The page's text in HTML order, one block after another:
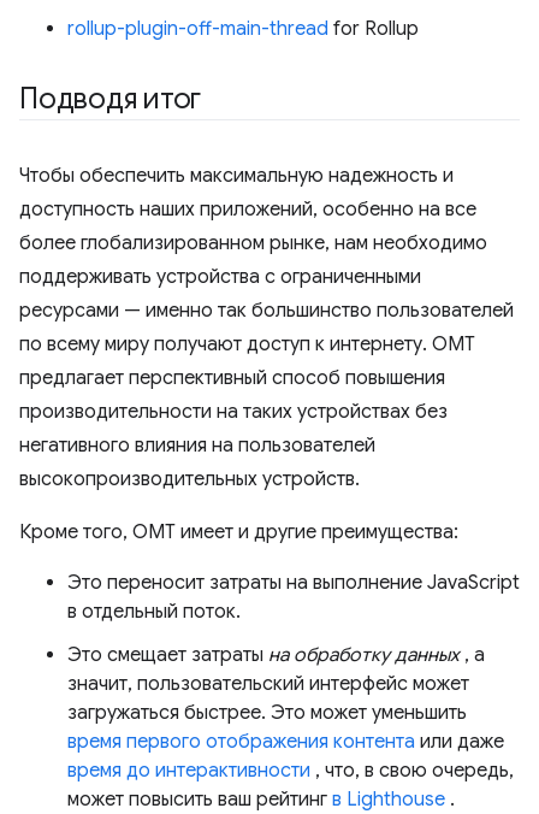
rollup-plugin-off-main-thread for Rollup
Подводя итог
Чтобы обеспечить максимальную надежность и
доступность наших приложений, особенно на все
более глобализированном рынке, нам необходимо
поддерживать устройства с ограниченными
ресурсами — именно так большинство пользователей
по всему миру получают доступ к интернету. OMT
предлагает перспективный способ повышения
производительности на таких устройствах без
негативного влияния на пользователей
высокопроизводительных устройств.
Кроме того, ОМТ имеет и другие преимущества:
Это переносит затраты на выполнение JavaScript
в отдельный поток.
Это смещает затраты на обработку данных, а
значит, пользовательский интерфейс может
загружаться быстрее. Это может уменьшить
время первого отображения контента или даже
время до интерактивности , что, в свою очередь,
может повысить ваш рейтинг в Lighthouse .